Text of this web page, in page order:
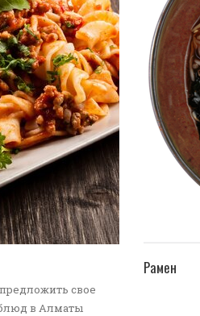
свое
в Алматы
Рамен